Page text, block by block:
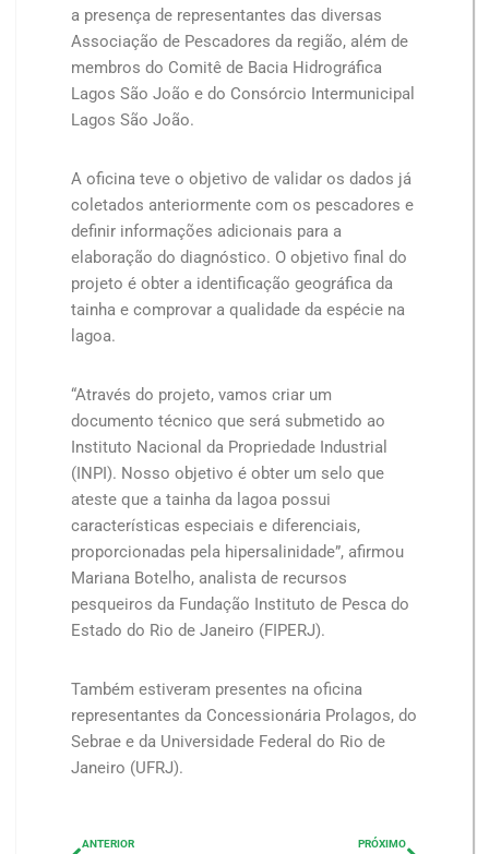
a presença de representantes das diversas
Associação de Pescadores da região, além de
membros do Comitê de Bacia Hidrográfica
Lagos São João e do Consórcio Intermunicipal
Lagos São João.
A oficina teve o objetivo de validar os dados já
coletados anteriormente com os pescadores e
definir informações adicionais para a
elaboração do diagnóstico. O objetivo final do
projeto é obter a identificação geográfica da
tainha e comprovar a qualidade da espécie na
lagoa.
“Através do projeto, vamos criar um
documento técnico que será submetido ao
Instituto Nacional da Propriedade Industrial
(INPI). Nosso objetivo é obter um selo que
ateste que a tainha da lagoa possui
características especiais e diferenciais,
proporcionadas pela hipersalinidade”, afirmou
Mariana Botelho, analista de recursos
pesqueiros da Fundação Instituto de Pesca do
Estado do Rio de Janeiro (FIPERJ).
Também estiveram presentes na oficina
representantes da Concessionária Prolagos, do
Sebrae e da Universidade Federal do Rio de
Janeiro (UFRJ).
ANTERIOR PRÓXIMO